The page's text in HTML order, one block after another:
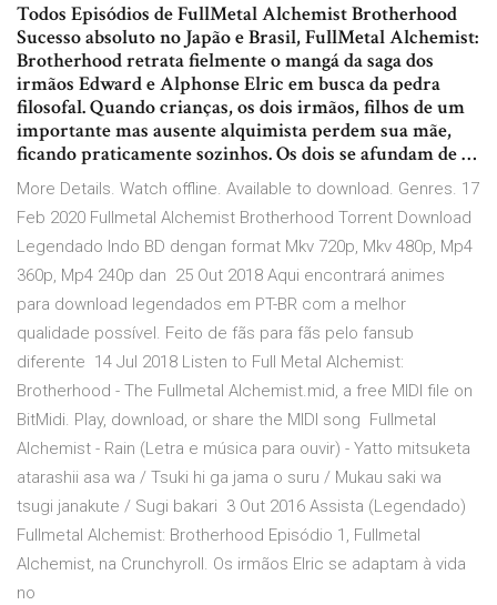
Todos Episódios de FullMetal Alchemist Brotherhood
Sucesso absoluto no Japão e Brasil, FullMetal Alchemist:
Brotherhood retrata fielmente o mangá da saga dos
irmãos Edward e Alphonse Elric em busca da pedra
filosofal. Quando crianças, os dois irmãos, filhos de um
importante mas ausente alquimista perdem sua mãe,
ficando praticamente sozinhos. Os dois se afundam de …
More Details. Watch offline. Available to download. Genres. 17
Feb 2020 Fullmetal Alchemist Brotherhood Torrent Download
Legendado Indo BD dengan format Mkv 720p, Mkv 480p, Mp4
360p, Mp4 240p dan 25 Out 2018 Aqui encontrará animes
para download legendados em PT-BR com a melhor
qualidade possível. Feito de fãs para fãs pelo fansub
diferente 14 Jul 2018 Listen to Full Metal Alchemist:
Brotherhood - The Fullmetal Alchemist.mid, a free MIDI file on
BitMidi. Play, download, or share the MIDI song Fullmetal
Alchemist - Rain (Letra e música para ouvir) - Yatto mitsuketa
atarashii asa wa / Tsuki hi ga jama o suru / Mukau saki wa
tsugi janakute / Sugi bakari 3 Out 2016 Assista (Legendado)
Fullmetal Alchemist: Brotherhood Episódio 1, Fullmetal
Alchemist, na Crunchyroll. Os irmãos Elric se adaptam à vida
no